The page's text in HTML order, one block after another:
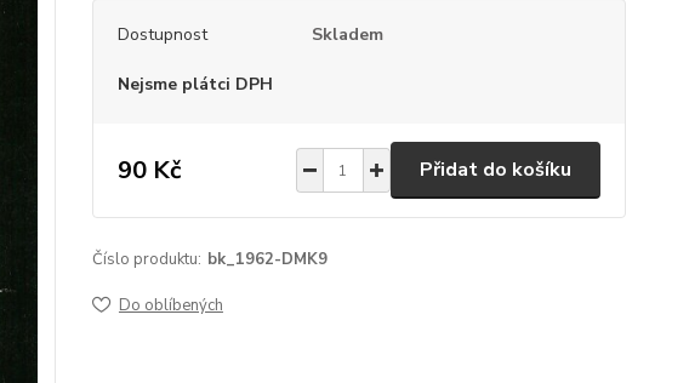
Dostupnost Skladem
Nejsme plátci DPH
90 Kč Přidat do košíku
Číslo produktu: bk_1962-DMK9
Do oblíbených